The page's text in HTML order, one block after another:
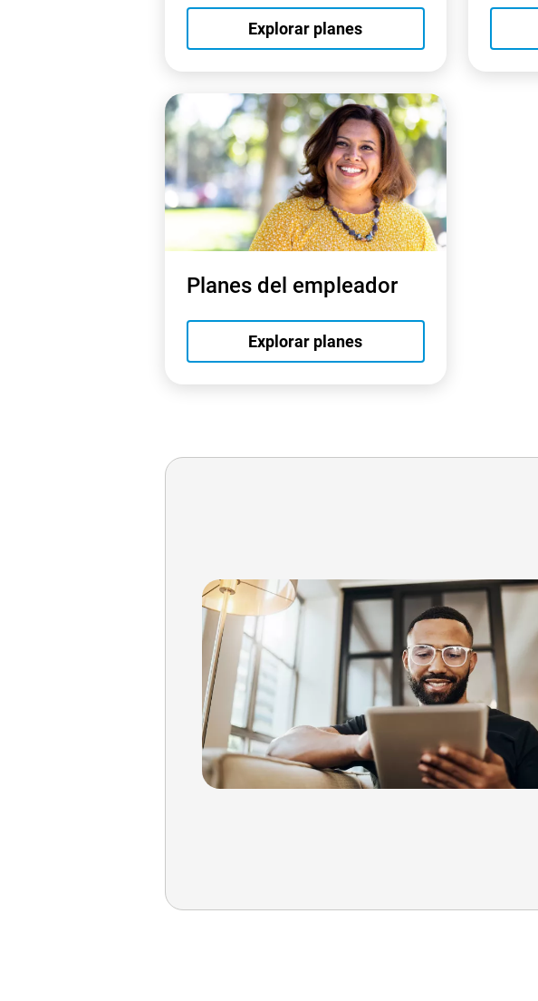
Explorar planes
Planes del empleador
Explorar planes